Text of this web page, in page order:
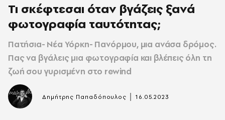
Τι σκέφτεσαι όταν βγάζεις ξανά
φωτογραφία ταυτότητας;
Πατήσια- Νέα Υόρκη- Πανόρμου, μια ανάσα δρόμος.
Πας να βγάλεις μια φωτογραφία και βλέπεις όλη τη
ζωή σου γυρισμένη στο rewind
Δημήτρης Παπαδόπουλος 16.05.2023